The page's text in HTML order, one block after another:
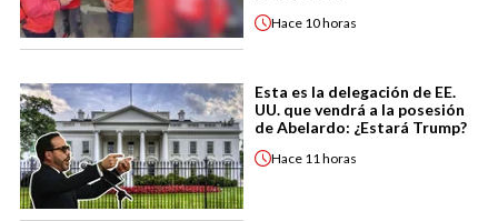
Hace 10 horas
Esta es la delegación de EE.
UU. que vendrá a la posesión
de Abelardo: ¿Estará Trump?
Hace 11 horas